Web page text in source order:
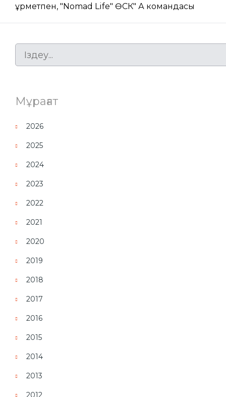
Құрметпен, "Nomad Life" ӨСК" АҚ командасы
Мұрағат
2026
2025
2024
2023
2022
2021
2020
2019
2018
2017
2016
2015
2014
2013
2012